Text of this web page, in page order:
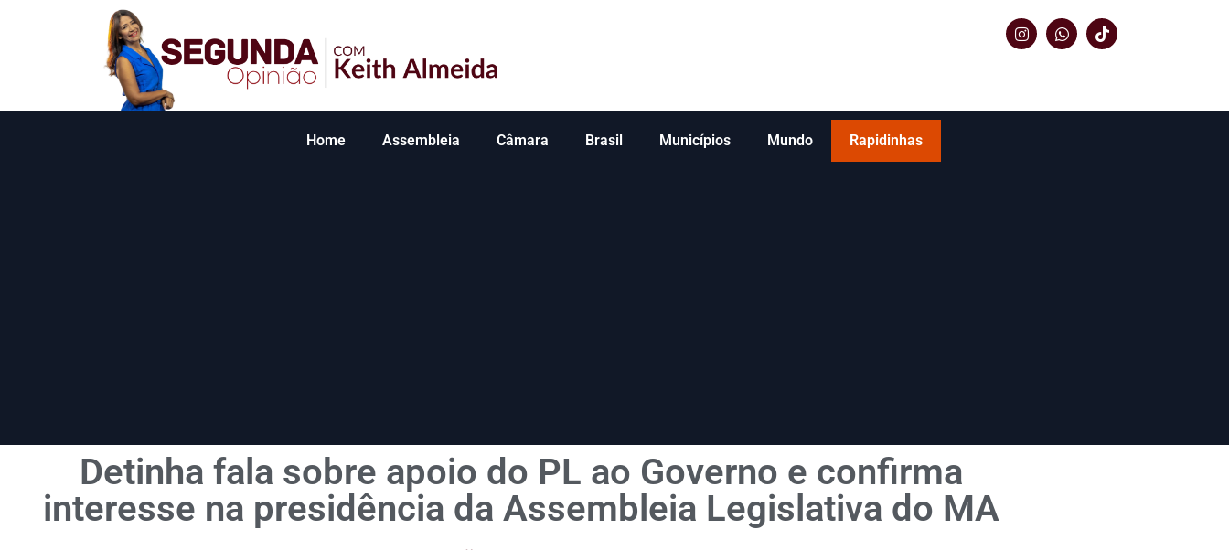
Home Assembleia Câmara Brasil Municípios Mundo Rapidinhas
Detinha fala sobre apoio do PL ao Governo e confirma
interesse na presidência da Assembleia Legislativa do MA